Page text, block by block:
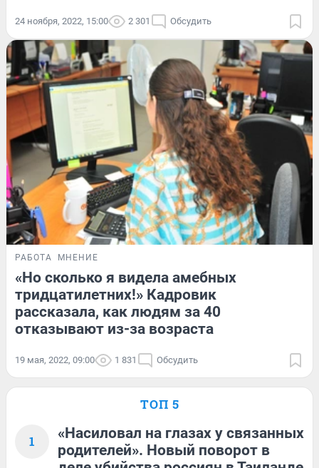
24 ноября, 2022, 15:00 2 301 Обсудить
РАБОТА МНЕНИЕ
«Но сколько я видела амебных
тридцатилетних!» Кадровик
рассказала, как людям за 40
отказывают из-за возраста
19 мая, 2022, 09:00 1 831 Обсудить
ТОП 5
1
«Насиловал на глазах у связанных
родителей». Новый поворот в